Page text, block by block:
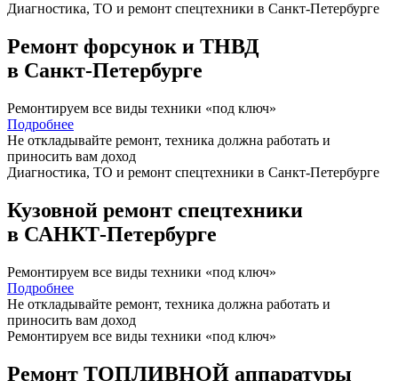
Диагностика, ТО и ремонт спецтехники в Санкт-Петербурге
Ремонт форсунок и ТНВД
в Санкт-Петербурге
Ремонтируем все виды техники «под ключ»
Подробнее
Не откладывайте ремонт, техника должна работать и
приносить вам доход
Диагностика, ТО и ремонт спецтехники в Санкт-Петербурге
Кузовной ремонт спецтехники
в САНКТ-Петербурге
Ремонтируем все виды техники «под ключ»
Подробнее
Не откладывайте ремонт, техника должна работать и
приносить вам доход
Ремонтируем все виды техники «под ключ»
Ремонт ТОПЛИВНОЙ аппаратуры